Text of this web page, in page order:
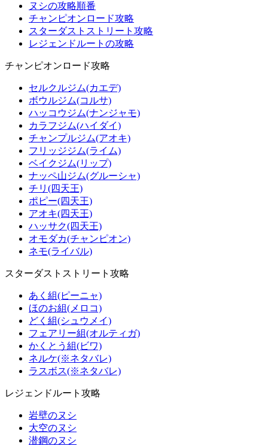
ヌシの攻略順番
チャンピオンロード攻略
スターダストストリート攻略
レジェンドルートの攻略
チャンピオンロード攻略
セルクルジム(カエデ)
ボウルジム(コルサ)
ハッコウジム(ナンジャモ)
カラフジム(ハイダイ)
チャンプルジム(アオキ)
フリッジジム(ライム)
ベイクジム(リップ)
ナッペ山ジム(グルーシャ)
チリ(四天王)
ポピー(四天王)
アオキ(四天王)
ハッサク(四天王)
オモダカ(チャンピオン)
ネモ(ライバル)
スターダストストリート攻略
あく組(ピーニャ)
ほのお組(メロコ)
どく組(シュウメイ)
フェアリー組(オルティガ)
かくとう組(ビワ)
ネルケ(※ネタバレ)
ラスボス(※ネタバレ)
レジェンドルート攻略
岩壁のヌシ
大空のヌシ
潜鋼のヌシ